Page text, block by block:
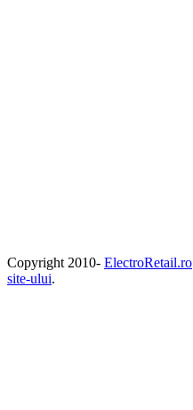
Copyright 2010- ElectroRetail.ro
site-ului.